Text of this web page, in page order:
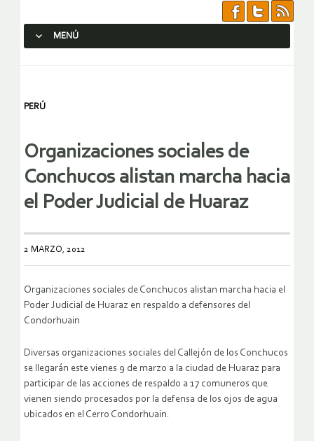
MENÚ
PERÚ
Organizaciones sociales de
Conchucos alistan marcha hacia
el Poder Judicial de Huaraz
2 MARZO, 2012
Organizaciones sociales de Conchucos alistan marcha hacia el
Poder Judicial de Huaraz en respaldo a defensores del
Condorhuain
Diversas organizaciones sociales del Callejón de los Conchucos
se llegarán este vienes 9 de marzo a la ciudad de Huaraz para
participar de las acciones de respaldo a 17 comuneros que
vienen siendo procesados por la defensa de los ojos de agua
ubicados en el Cerro Condorhuain.